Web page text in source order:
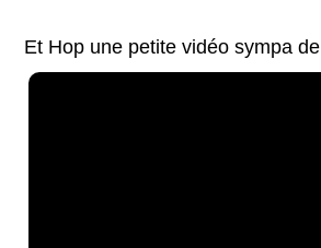
Et Hop une petite vidéo sympa de